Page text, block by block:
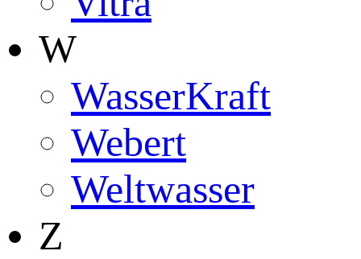
W
WasserKraft
Webert
Weltwasser
Z